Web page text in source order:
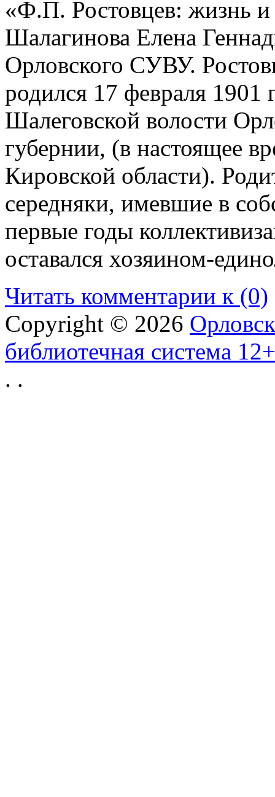
«Ф.П. Ростовцев: жизнь и
Шалагинова Елена
Орловского СУВУ.
родился 17 февраля 1901
Шалеговской волости
губернии, (в настоящее
Кировской области).
середняки, имевшие в
первые годы
оставался хозяином-
Читать комментарии к (0)
Copyright © 2026
библиотечная система 12+
. .